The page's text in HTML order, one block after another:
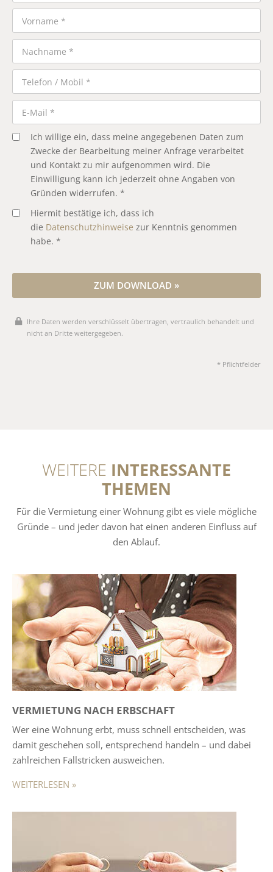
Ich willige ein, dass meine angegebenen Daten zum
Zwecke der Bearbeitung meiner Anfrage verarbeitet
und Kontakt zu mir aufgenommen wird. Die
Einwilligung kann ich jederzeit ohne Angaben von
Gründen widerrufen. *
Hiermit bestätige ich, dass ich
die Datenschutzhinweise zur Kenntnis genommen
habe. *
ZUM DOWNLOAD »
Ihre Daten werden verschlüsselt übertragen, vertraulich behandelt und
nicht an Dritte weitergegeben.
* Pflichtfelder
WEITERE INTERESSANTE
THEMEN
Für die Vermietung einer Wohnung gibt es viele mögliche
Gründe – und jeder davon hat einen anderen Einfluss auf
den Ablauf.
VERMIETUNG NACH ERBSCHAFT
Wer eine Wohnung erbt, muss schnell entscheiden, was
damit geschehen soll, entsprechend handeln – und dabei
zahlreichen Fallstricken ausweichen.
WEITERLESEN »